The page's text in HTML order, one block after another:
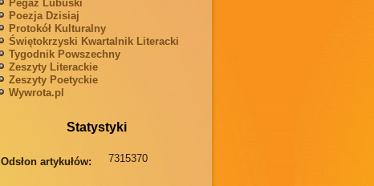
Pegaz Lubuski
Poezja Dzisiaj
Protokół Kulturalny
Świętokrzyski Kwartalnik Literacki
Tygodnik Powszechny
Zeszyty Literackie
Zeszyty Poetyckie
Wywrota.pl
Statystyki
Odsłon artykułów: 7315370